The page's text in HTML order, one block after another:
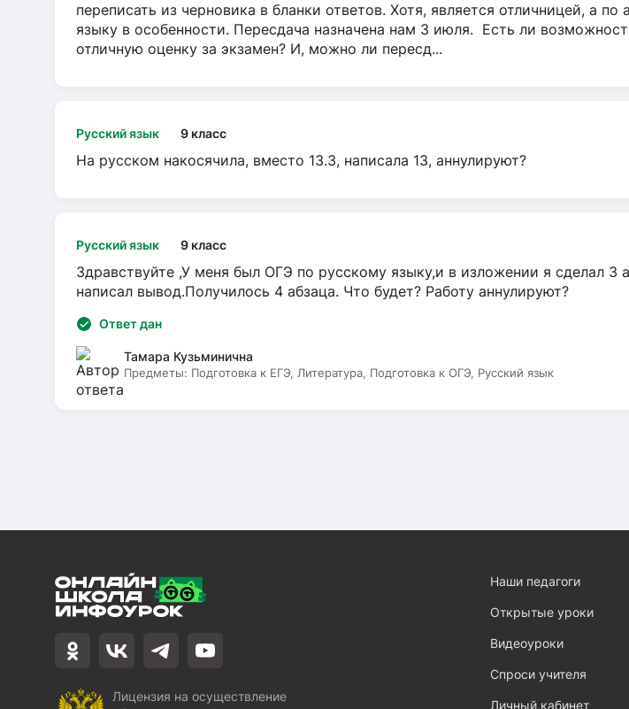
переписать из черновика в бланки ответов. Хотя, является отличницей, а по
языку в особенности. Пересдача назначена нам 3 июля. Есть ли
отличную оценку за экзамен? И, можно ли пересд...
Русский язык 9 класс
На русском накосячила, вместо 13.3, написала 13, аннулируют?
Русский язык 9 класс
Здравствуйте ,У меня был ОГЭ по русскому языку,и в изложении я сделал 3
написал вывод.Получилось 4 абзаца. Что будет? Работу аннулируют?
Ответ дан
Тамара Кузьминична
Предметы: Подготовка к ЕГЭ, Литература, Подготовка к ОГЭ, Русский язык
Лицензия на осуществление
Наши педагоги
Открытые уроки
Видеоуроки
Спроси учителя
Личный кабинет